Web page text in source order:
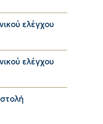
ελέγχου
ελέγχου